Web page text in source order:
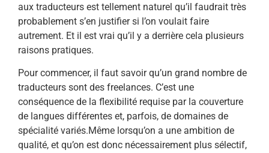
aux traducteurs est tellement naturel qu’il faudrait très
probablement s’en justifier si l’on voulait faire
autrement. Et il est vrai qu’il y a derrière cela plusieurs
raisons pratiques.
Pour commencer, il faut savoir qu’un grand nombre de
traducteurs sont des freelances. C’est une
conséquence de la flexibilité requise par la couverture
de langues différentes et, parfois, de domaines de
spécialité variés.Même lorsqu’on a une ambition de
qualité, et qu’on est donc nécessairement plus sélectif,